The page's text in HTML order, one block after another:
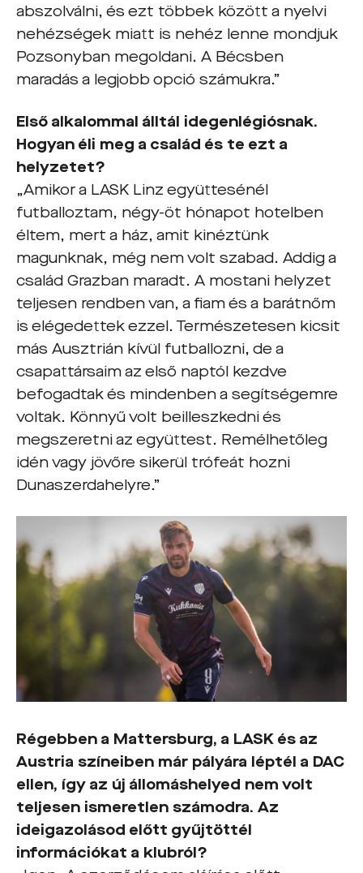
abszolválni, és ezt többek között a nyelvi
nehézségek miatt is nehéz lenne mondjuk
Pozsonyban megoldani. A Bécsben
maradás a legjobb opció számukra.”
Első alkalommal álltál idegenlégiósnak.
Hogyan éli meg a család és te ezt a
helyzetet?
„Amikor a LASK Linz együttesénél
futballoztam, négy-öt hónapot hotelben
éltem, mert a ház, amit kinéztünk
magunknak, még nem volt szabad. Addig a
család Grazban maradt. A mostani helyzet
teljesen rendben van, a fiam és a barátnőm
is elégedettek ezzel. Természetesen kicsit
más Ausztrián kívül futballozni, de a
csapattársaim az első naptól kezdve
befogadtak és mindenben a segítségemre
voltak. Könnyű volt beilleszkedni és
megszeretni az együttest. Remélhetőleg
idén vagy jövőre sikerül trófeát hozni
Dunaszerdahelyre.”
Régebben a Mattersburg, a LASK és az
Austria színeiben már pályára léptél a DAC
ellen, így az új állomáshelyed nem volt
teljesen ismeretlen számodra. Az
ideigazolásod előtt gyűjtöttél
információkat a klubról?